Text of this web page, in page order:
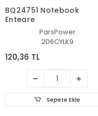
BQ24751 Notebook
Entegre
ParsPower
2D6CYLK9
120,36 TL
Sepete Ekle